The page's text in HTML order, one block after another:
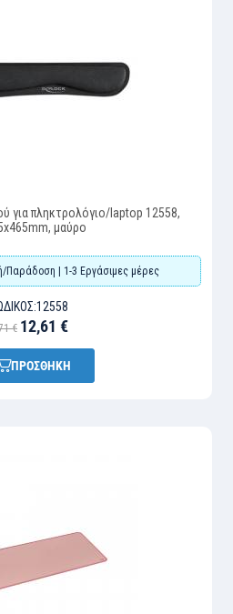
για πληκτρολόγιο/laptop 12558,
μαύρο
| 1-3 Εργάσιμες μέρες
12558
€ 12,61 €
ΠΡΟΣΘΗΚΗ